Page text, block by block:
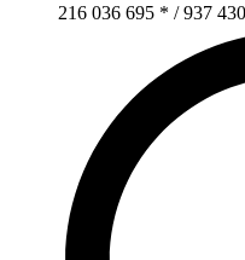
216 036 695 * / 937